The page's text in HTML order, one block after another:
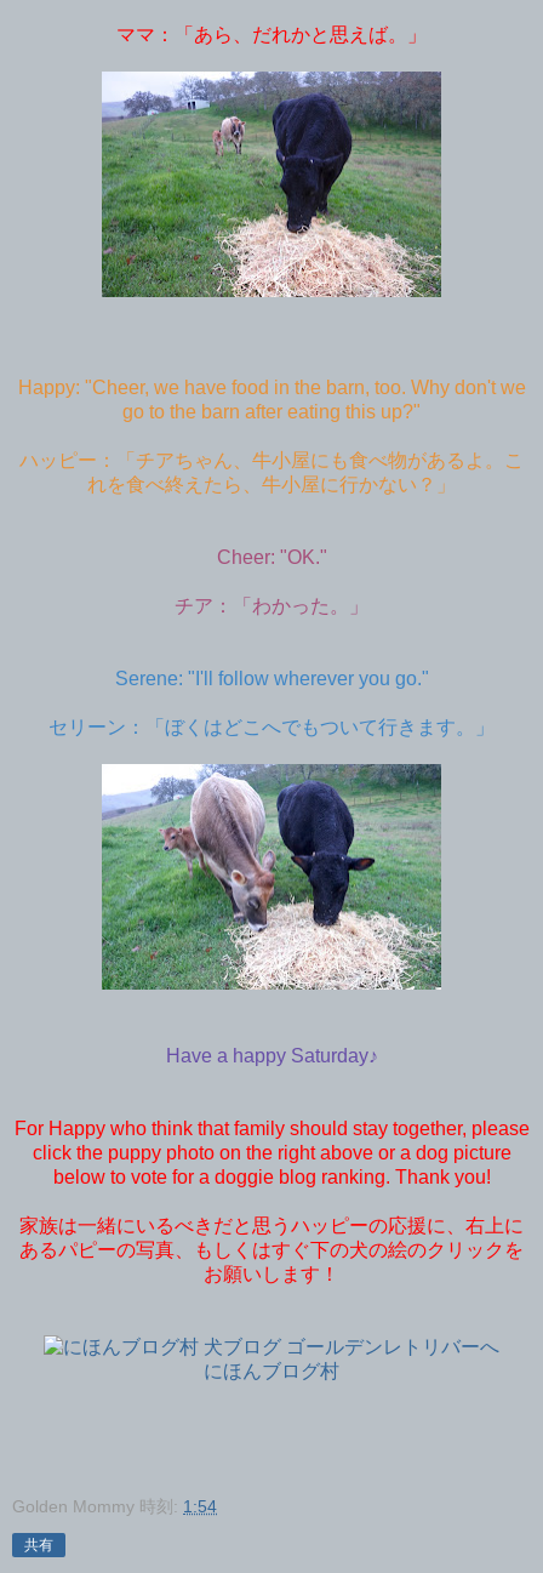
ママ：「あら、だれかと思えば。」
Happy: "Cheer, we have food in the barn, too. Why don't we
go to the barn after eating this up?"
ハッピー：「チアちゃん、牛小屋にも食べ物があるよ。こ
れを食べ終えたら、牛小屋に行かない？」
Cheer: "OK."
チア：「わかった。」
Serene: "I'll follow wherever you go."
セリーン：「ぼくはどこへでもついて行きます。」
Have a happy Saturday♪
For Happy who think that family should stay together, please
click the puppy photo on the right above or a dog picture
below to vote for a doggie blog ranking. Thank you!
家族は一緒にいるべきだと思うハッピーの応援に、右上に
あるパピーの写真、もしくはすぐ下の犬の絵のクリックを
お願いします！
にほんブログ村
Golden Mommy 時刻: 1:54
共有